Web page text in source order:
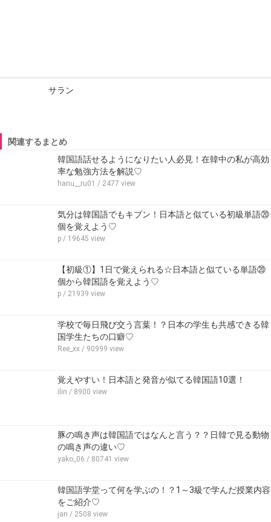
サラン
関連するまとめ
韓国語話せるようになりたい人必見！在韓中の私が高効
率な勉強方法を解説♡
hanu__ru01 / 2477 view
気分は韓国語でもキブン！日本語と似ている初級単語⑳
個を覚えよう♡
p / 19645 view
【初級①】1日で覚えられる☆日本語と似ている単語⑳
個から韓国語を覚えよう♡
p / 21939 view
学校で毎日飛び交う言葉！？日本の学生も共感できる韓
国学生たちの口癖♡
Ree_xx / 90999 view
覚えやすい！日本語と発音が似てる韓国語10選！
ilin / 8900 view
豚の鳴き声は韓国語ではなんと言う？？日韓で見る動物
の鳴き声の違い♡
yako_06 / 80741 view
韓国語学堂って何を学ぶの！？1～3級で学んだ授業内容
をご紹介♡
jan / 2508 view